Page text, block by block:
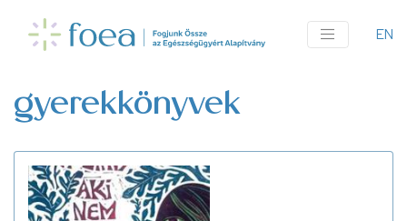
tartalomra
EN
gyerekkönyvek